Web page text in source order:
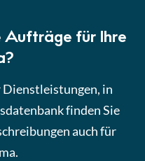
Aufträge für Ihre
Dienstleistungen, in
finden Sie
auch für